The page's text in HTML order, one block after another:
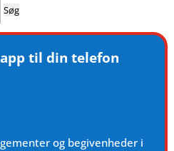
til din telefon
og begivenheder i